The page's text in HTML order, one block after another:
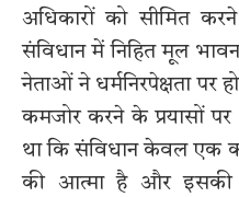
अधिकारों को सीमित
संविधान में निहित मूल
नेताओं ने धर्मनिरपेक्षता पर
कमजोर करने के प्रयासों
था कि संविधान केवल एक
की आत्मा है और इसकी